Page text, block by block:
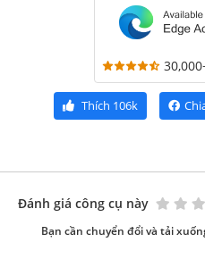
Thích 106k
Đánh giá công cụ này
Bạn cần chuyển đổi và tải